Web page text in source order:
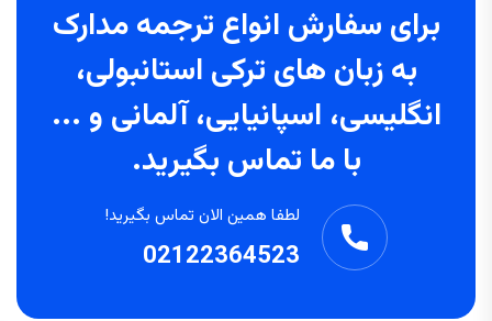
برای سفارش انواع ترجمه مدارک
به زبان های ترکی استانبولی،
انگلیسی، اسپانیایی، آلمانی و ...
با ما تماس بگیرید.
لطفا همین الان تماس بگیرید!
02122364523